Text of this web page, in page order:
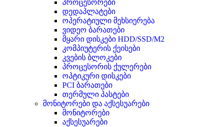
პროცესორები
დედაპლატები
ოპერატიული მეხსიერება
ვიდეო ბარათები
მყარი დისკები HDD/SSD/M2
კომპიუტერის ქეისები
კვების ბლოკები
პროცესორის ქულერები
ოპტიკური დისკები
PCI ბარათები
თერმული პასტები
მონიტორები და აქსესუარები
მონიტორები
აქსესუარები